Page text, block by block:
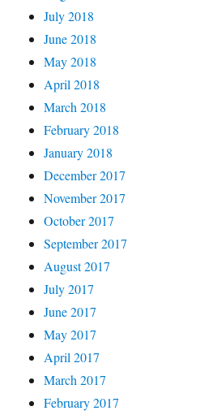
July 2018
June 2018
May 2018
April 2018
March 2018
February 2018
January 2018
December 2017
November 2017
October 2017
September 2017
August 2017
July 2017
June 2017
May 2017
April 2017
March 2017
February 2017